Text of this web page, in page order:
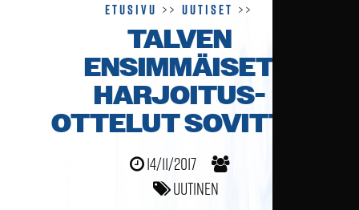
Etusivu >>Uutiset >>
TALVEN
ENSIMMÄISET
HARJOITUS­
OTTELUT SOVITTU
14/11/2017
Uutinen